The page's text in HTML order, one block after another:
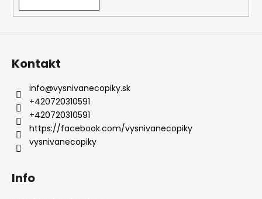
Kontakt
info@vysnivanecopiky.sk
+420720310591
+420720310591
https://facebook.com/vysnivanecopiky
vysnivanecopiky
Info